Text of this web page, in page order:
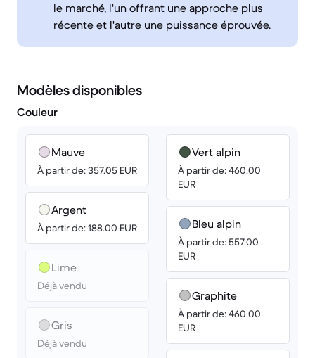
le marché, l'un offrant une approche plus
récente et l'autre une puissance éprouvée.
Modèles disponibles
Couleur
Mauve
À partir de: 357.05 EUR
Argent
À partir de: 188.00 EUR
Lime
Déjà vendu
Gris
Déjà vendu
Vert alpin
À partir de: 460.00
EUR
Bleu alpin
À partir de: 557.00
EUR
Graphite
À partir de: 460.00
EUR